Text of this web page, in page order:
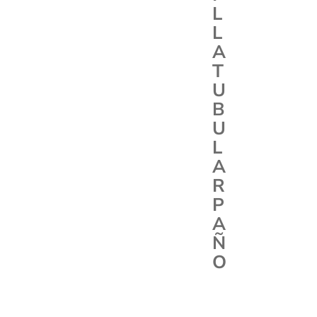
L
L
A
T
U
B
U
L
A
R
P
A
Ñ
O